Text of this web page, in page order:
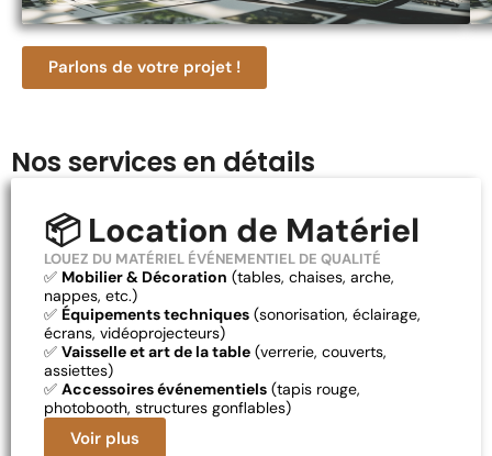
Parlons de votre projet !
Nos services en détails
📦 Location de Matériel
LOUEZ DU MATÉRIEL ÉVÉNEMENTIEL DE QUALITÉ
✅ Mobilier & Décoration (tables, chaises, arche,
nappes, etc.)
✅ Équipements techniques (sonorisation, éclairage,
écrans, vidéoprojecteurs)
✅ Vaisselle et art de la table (verrerie, couverts,
assiettes)
✅ Accessoires événementiels (tapis rouge,
photobooth, structures gonflables)
Voir plus